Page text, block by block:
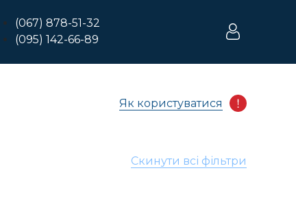
(067) 878-51-32
(095) 142-66-89
Як користуватися
Скинути всі фільтри